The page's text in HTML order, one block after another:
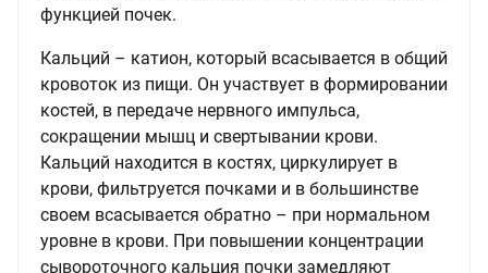
функцией почек.
Кальций – катион, который всасывается в общий
кровоток из пищи. Он участвует в формировании
костей, в передаче нервного импульса,
сокращении мышц и свертывании крови.
Кальций находится в костях, циркулирует в
крови, фильтруется почками и в большинстве
своем всасывается обратно – при нормальном
уровне в крови. При повышении концентрации
сывороточного кальция почки замедляют